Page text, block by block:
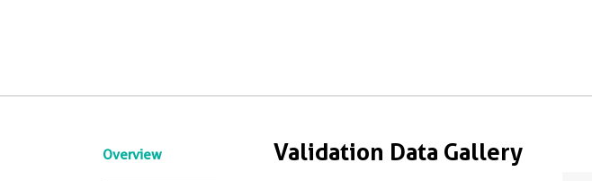
Overview Validation Data Gallery